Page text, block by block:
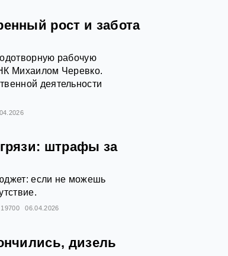
рост и забота
рабочую
Михаилом Черевко.
деятельности
штрафы за
если не можешь
19700 06.04.2026
дизель